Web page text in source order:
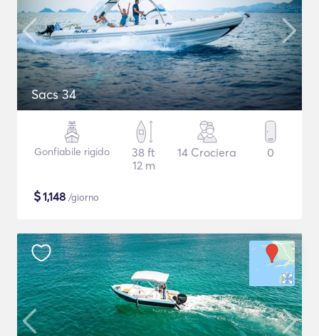
Sacs 34
Gonfiabile rigido
38 ft
12 m
14 Crociera 0
$1,148 /giorno